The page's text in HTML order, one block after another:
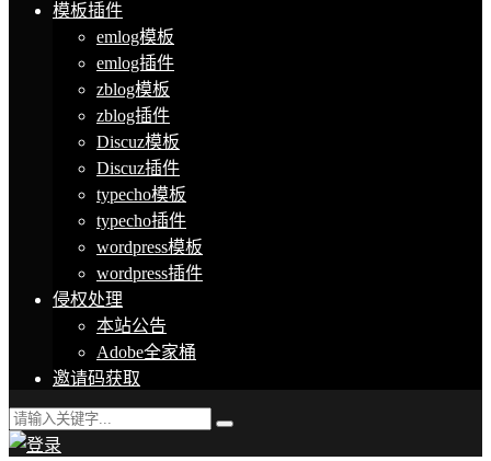
模板插件
emlog模板
emlog插件
zblog模板
zblog插件
Discuz模板
Discuz插件
typecho模板
typecho插件
wordpress模板
wordpress插件
侵权处理
本站公告
Adobe全家桶
邀请码获取